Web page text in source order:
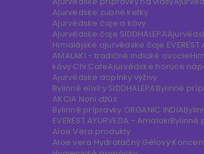
Ajurvédske zubné kefky
Ajurvédske čaje a kávy
Ajurvédske čaje SIDDHALEPA
Himalájske ajurvédske čaje EVEREST
AMALAKI - tradičné indické ovocie
kávy Chi CafeAjurvédske horúce
Ajurvédske doplnky výživy
Bylinné elixíry SIDDHALEPABylinné
AKCIA Noni džús
Bylinné prípravky ORGANIC INDIA
EVEREST AYURVEDA - AmalakiBylinné
Aloe Vera produkty
Aloe vera Hydratačný Gélový